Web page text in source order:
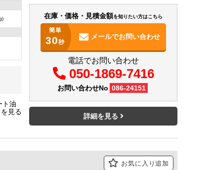
油
在庫・価格・見積金額を知りたい方はこちら
簡単
30秒
メールでお問い合わせ
電話でお問い合わせ
050-1869-7416
お問い合わせNo 086-24151
詳細を見る
お気に入り追加